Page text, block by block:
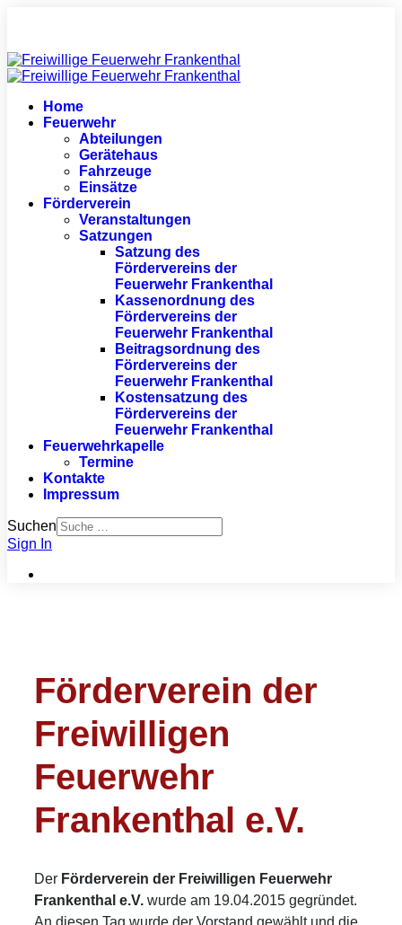
Home
Feuerwehr
Abteilungen
Gerätehaus
Fahrzeuge
Einsätze
Förderverein
Veranstaltungen
Satzungen
Satzung des
Fördervereins der
Feuerwehr Frankenthal
Kassenordnung des
Fördervereins der
Feuerwehr Frankenthal
Beitragsordnung des
Fördervereins der
Feuerwehr Frankenthal
Kostensatzung des
Fördervereins der
Feuerwehr Frankenthal
Feuerwehrkapelle
Termine
Kontakte
Impressum
Suchen
Sign In
Förderverein der
Freiwilligen
Feuerwehr
Frankenthal e.V.
Der Förderverein der Freiwilligen Feuerwehr
Frankenthal e.V. wurde am 19.04.2015 gegründet.
An diesen Tag wurde der Vorstand gewählt und die